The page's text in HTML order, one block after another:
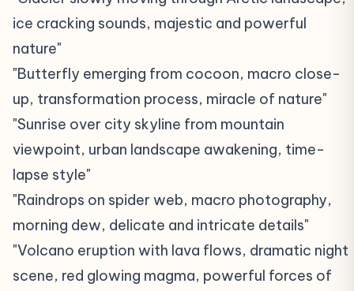
ice cracking sounds, majestic and powerful
nature"
"Butterfly emerging from cocoon, macro close-
up, transformation process, miracle of nature"
"Sunrise over city skyline from mountain
viewpoint, urban landscape awakening, time-
lapse style"
"Raindrops on spider web, macro photography,
morning dew, delicate and intricate details"
"Volcano eruption with lava flows, dramatic night
scene, red glowing magma, powerful forces of